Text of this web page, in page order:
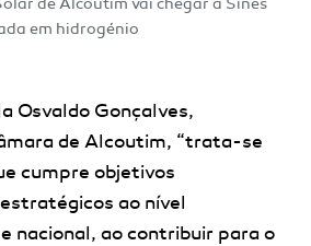
de Alcoutim vai chegar a Sines
em hidrogénio
Osvaldo Gonçalves,
de Alcoutim, “trata-se
cumpre objetivos
ao nível
nacional, ao contribuir para o